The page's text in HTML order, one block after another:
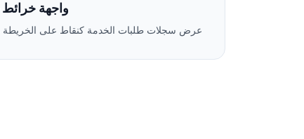
واجهة
عرض سجلات طلبات الخدمة كنقاط على